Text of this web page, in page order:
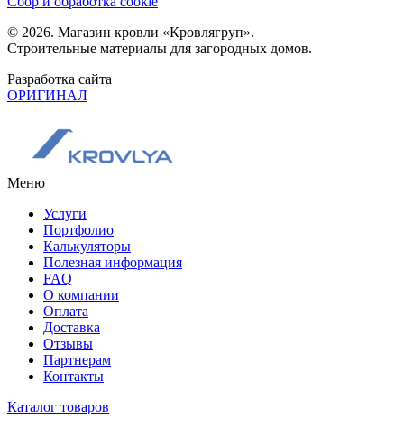
© 2026. Магазин кровли «Кровлягруп».
Строительные материалы для загородных домов.
Разработка сайта
ОРИГИНАЛ
Меню
Услуги
Портфолио
Калькуляторы
Полезная информация
FAQ
О компании
Оплата
Доставка
Отзывы
Партнерам
Контакты
Каталог товаров